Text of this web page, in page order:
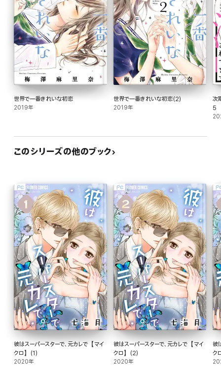
世界で一番きれいな初恋
2019年
世界で一番きれいな初恋(2)
2019年
次
5
このシリーズの他のブック
彼はスーパースターで、元カレで【マイ
クロ】(1)
2020年
彼はスーパースターで、元カレで【マイ
クロ】(2)
2020年
彼
ク